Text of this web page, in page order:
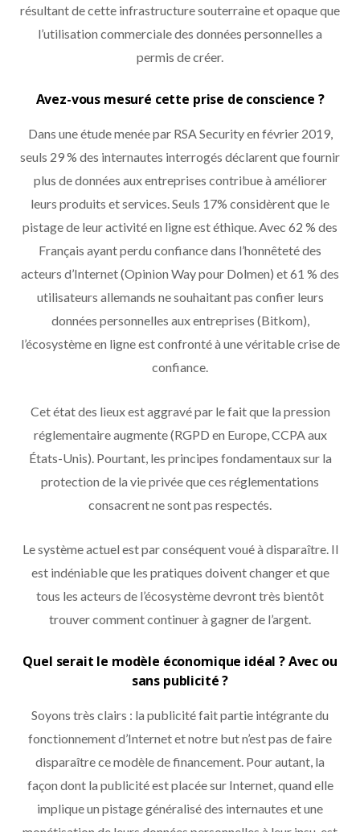
résultant de cette infrastructure souterraine et opaque que
l’utilisation commerciale des données personnelles a
permis de créer.
Avez-vous mesuré cette prise de conscience ?
Dans une étude menée par RSA Security en février 2019,
seuls 29 % des internautes interrogés déclarent que fournir
plus de données aux entreprises contribue à améliorer
leurs produits et services. Seuls 17% considèrent que le
pistage de leur activité en ligne est éthique. Avec 62 % des
Français ayant perdu confiance dans l’honnêteté des
acteurs d’Internet (Opinion Way pour Dolmen) et 61 % des
utilisateurs allemands ne souhaitant pas confier leurs
données personnelles aux entreprises (Bitkom),
l’écosystème en ligne est confronté à une véritable crise de
confiance.
Cet état des lieux est aggravé par le fait que la pression
réglementaire augmente (RGPD en Europe, CCPA aux
États-Unis). Pourtant, les principes fondamentaux sur la
protection de la vie privée que ces réglementations
consacrent ne sont pas respectés.
Le système actuel est par conséquent voué à disparaître. Il
est indéniable que les pratiques doivent changer et que
tous les acteurs de l’écosystème devront très bientôt
trouver comment continuer à gagner de l’argent.
Quel serait le modèle économique idéal ? Avec ou
sans publicité ?
Soyons très clairs : la publicité fait partie intégrante du
fonctionnement d’Internet et notre but n’est pas de faire
disparaître ce modèle de financement. Pour autant, la
façon dont la publicité est placée sur Internet, quand elle
implique un pistage généralisé des internautes et une